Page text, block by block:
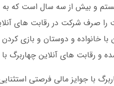
و بیش از سه سال است که به
صرف شرکت در رقابت های
خانواده و دوستان و بازی کردن
و رقابت های آنلاین چهاربرگ
با جوایز مالی فرصتی